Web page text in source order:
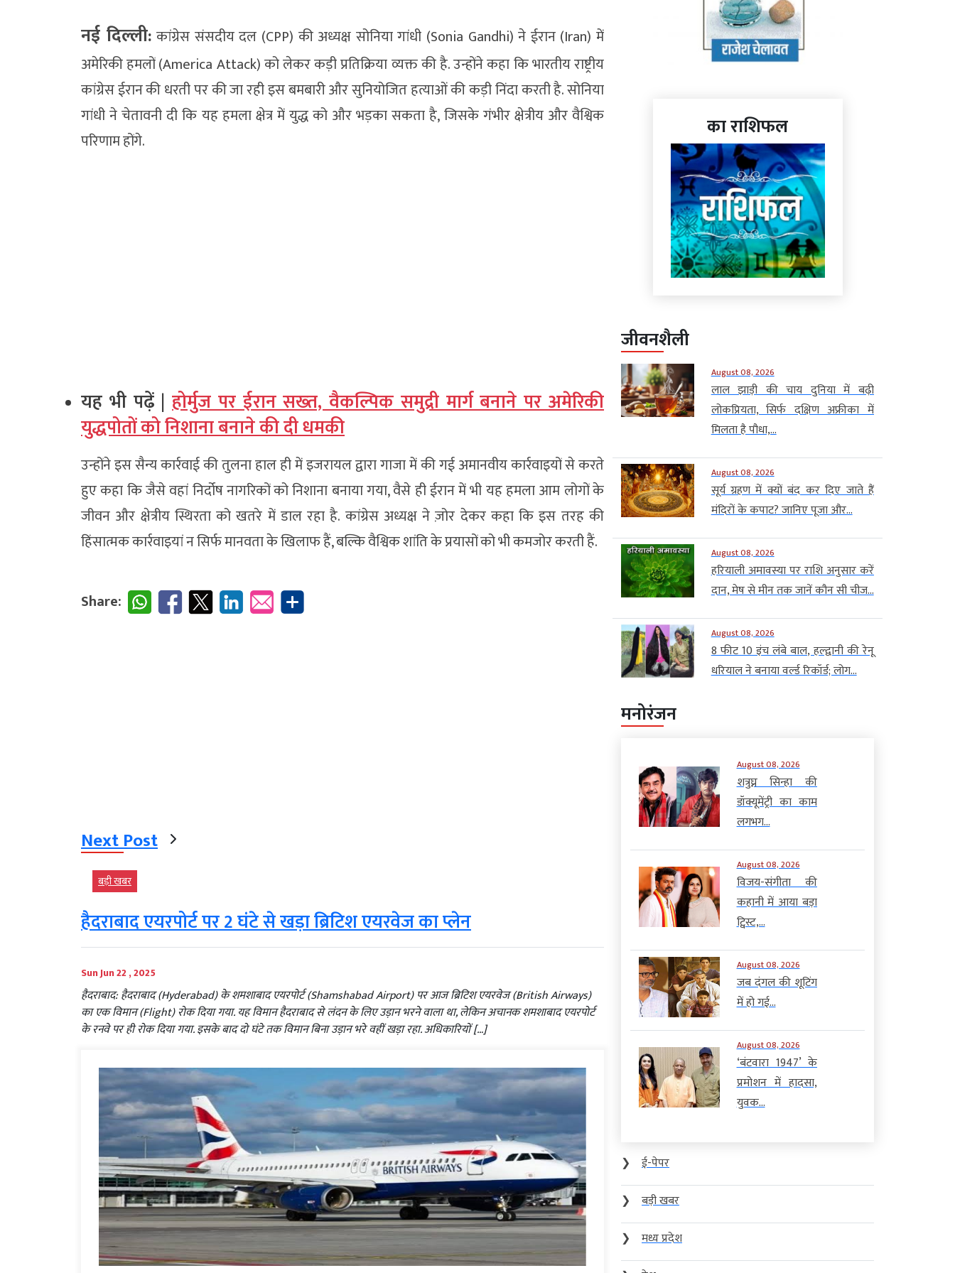
नई दिल्ली: कांग्रेस संसदीय दल (CPP) की अध्यक्ष सोनिया गांधी (Sonia Gandhi) ने ईरान (Iran) में
अमेरिकी हमलों (America Attack) को लेकर कड़ी प्रतिक्रिया व्यक्त की है. उन्होंने कहा कि भारतीय राष्ट्रीय
कांग्रेस ईरान की धरती पर की जा रही इस बमबारी और सुनियोजित हत्याओं की कड़ी निंदा करती है. सोनिया
गांधी ने चेतावनी दी कि यह हमला क्षेत्र में युद्ध को और भड़का सकता है, जिसके गंभीर क्षेत्रीय और वैश्विक
परिणाम होंगे.
यह भी पढ़ें |होर्मुज पर ईरान सख्‍त, वैकल्पिक समुद्री मार्ग बनाने पर अमेरिकी
युद्धपोतों को निशाना बनाने की दी धमकी
उन्होंने इस सैन्य कार्रवाई की तुलना हाल ही में इजरायल द्वारा गाजा में की गई अमानवीय कार्रवाइयों से करते
हुए कहा कि जैसे वहां निर्दोष नागरिकों को निशाना बनाया गया, वैसे ही ईरान में भी यह हमला आम लोगों के
जीवन और क्षेत्रीय स्थिरता को खतरे में डाल रहा है. कांग्रेस अध्यक्ष ने ज़ोर देकर कहा कि इस तरह की
हिंसात्मक कार्रवाइयां न सिर्फ मानवता के खिलाफ हैं, बल्कि वैश्विक शांति के प्रयासों को भी कमजोर करती हैं.
Share:
Next Post
बड़ी खबर
हैदराबाद एयरपोर्ट पर 2 घंटे से खड़ा ब्रिटिश एयरवेज का प्लेन
Sun Jun 22 , 2025
हैदराबाद: हैदराबाद (Hyderabad) के शमशाबाद एयरपोर्ट (Shamshabad Airport) पर आज ब्रिटिश एयरवेज (British Airways)
का एक विमान (Flight) रोक दिया गया. यह विमान हैदराबाद से लंदन के लिए उड़ान भरने वाला था, लेकिन अचानक शमशाबाद एयरपोर्ट
के रनवे पर ही रोक दिया गया. इसके बाद दो घंटे तक विमान बिना उड़ान भरे वहीं खड़ा रहा. अधिकारियों […]
का राशिफल
जीवनशैली
August 08, 2026
लाल झाड़ी की चाय दुनिया में बढ़ी
लोकप्रियता, सिर्फ दक्षिण अफ्रीका में
मिलता है पौधा,...
August 08, 2026
सूर्य ग्रहण में क्यों बंद कर दिए जाते हैं
मंदिरों के कपाट? जानिए पूजा और...
August 08, 2026
हरियाली अमावस्या पर राशि अनुसार करें
दान, मेष से मीन तक जानें कौन सी चीज...
August 08, 2026
8 फीट 10 इंच लंबे बाल, हल्द्वानी की रेनू
धरियाल ने बनाया वर्ल्ड रिकॉर्ड; लोग...
मनोरंजन
August 08, 2026
शत्रुघ्न सिन्हा की
डॉक्यूमेंट्री का काम
लगभग...
August 08, 2026
विजय-संगीता की
कहानी में आया बड़ा
ट्विस्ट,...
August 08, 2026
जब दंगल की शूटिंग
में हो गई...
August 08, 2026
‘बंटवारा 1947’ के
प्रमोशन में हादसा,
युवक...
❯
ई-पेपर
❯
बड़ी खबर
❯
मध्य प्रदेश